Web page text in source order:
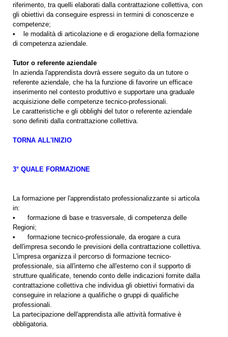
riferimento, tra quelli elaborati dalla contrattazione collettiva, con
gli obiettivi da conseguire espressi in termini di conoscenze e
competenze;
• le modalità di articolazione e di erogazione della formazione
di competenza aziendale.
Tutor o referente aziendale
In azienda l'apprendista dovrà essere seguito da un tutore o
referente aziendale, che ha la funzione di favorire un efficace
inserimento nel contesto produttivo e supportare una graduale
acquisizione delle competenze tecnico-professionali.
Le caratteristiche e gli obblighi del tutor o referente aziendale
sono definiti dalla contrattazione collettiva.
TORNA ALL'INIZIO
3° QUALE FORMAZIONE
La formazione per l'apprendistato professionalizzante si articola
in:
• formazione di base e trasversale, di competenza delle
Regioni;
• formazione tecnico-professionale, da erogare a cura
dell'impresa secondo le previsioni della contrattazione collettiva.
L'impresa organizza il percorso di formazione tecnico-
professionale, sia all'interno che all'esterno con il supporto di
strutture qualificate, tenendo conto delle indicazioni fornite dalla
contrattazione collettiva che individua gli obiettivi formativi da
conseguire in relazione a qualifiche o gruppi di qualifiche
professionali.
La partecipazione dell'apprendista alle attività formative è
obbligatoria.